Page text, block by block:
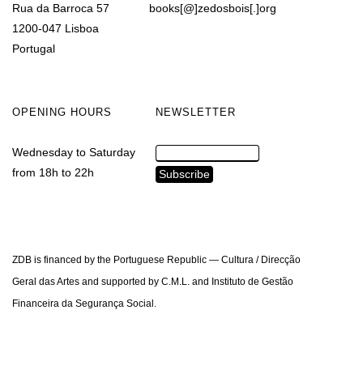
Rua da Barroca 57
1200-047 Lisboa
Portugal
books[@]zedosbois[.]org
OPENING HOURS
Wednesday to Saturday
from 18h to 22h
NEWSLETTER
ZDB is financed by the Portuguese Republic — Cultura / Direcção
Geral das Artes and supported by C.M.L. and Instituto de Gestão
Financeira da Segurança Social.